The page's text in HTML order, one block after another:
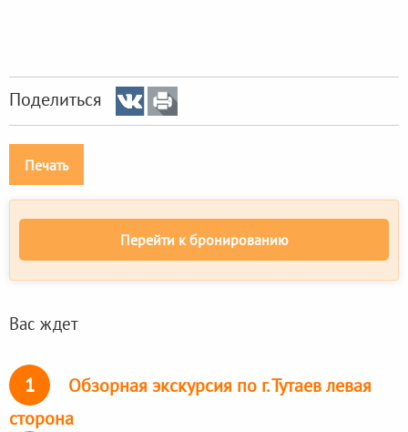
Поделиться
Печать
Перейти к бронированию
Вас ждет
1
Обзорная экскурсия по г. Тутаев левая
сторона